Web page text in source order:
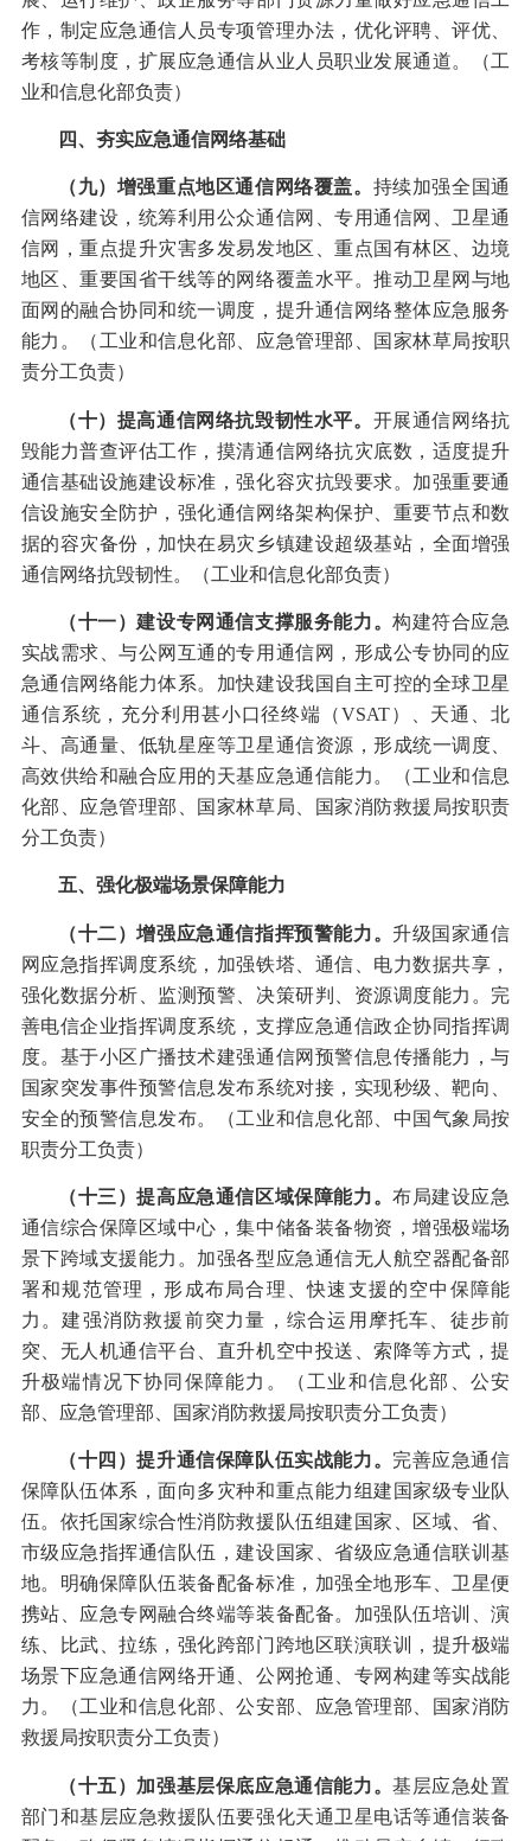
作，制定应急通信人员专项管理办法，优化评聘、评优、
考核等制度，扩展应急通信从业人员职业发展通道。（工
业和信息化部负责）
四、夯实应急通信网络基础
（九）增强重点地区通信网络覆盖。 持续加强全国通
信网络建设，统筹利用公众通信网、专用通信网、卫星通
信网，重点提升灾害多发易发地区、重点国有林区、边境
地区、重要国省干线等的网络覆盖水平。推动卫星网与地
面网的融合协同和统一调度，提升通信网络整体应急服务
能力。（工业和信息化部、应急管理部、国家林草局按职
责分工负责）
（十）提高通信网络抗毁韧性水平。 开展通信网络抗
毁能力普查评估工作，摸清通信网络抗灾底数，适度提升
通信基础设施建设标准，强化容灾抗毁要求。加强重要通
信设施安全防护，强化通信网络架构保护、重要节点和数
据的容灾备份，加快在易灾乡镇建设超级基站，全面增强
通信网络抗毁韧性。（工业和信息化部负责）
（十一）建设专网通信支撑服务能力。构建符合应急
实战需求、与公网互通的专用通信网，形成公专协同的应
急通信网络能力体系。加快建设我国自主可控的全球卫星
通信系统，充分利用甚小口径终端（VSAT）、天通、北
斗、高通量、低轨星座等卫星通信资源，形成统一调度、
高效供给和融合应用的天基应急通信能力。（工业和信息
化部、应急管理部、国家林草局、国家消防救援局按职责
分工负责）
五、强化极端场景保障能力
（十二）增强应急通信指挥预警能力。 升级国家通信
网应急指挥调度系统，加强铁塔、通信、电力数据共享，
强化数据分析、监测预警、决策研判、资源调度能力。完
善电信企业指挥调度系统，支撑应急通信政企协同指挥调
度。基于小区广播技术建强通信网预警信息传播能力，与
国家突发事件预警信息发布系统对接，实现秒级、靶向、
安全的预警信息发布。（工业和信息化部、中国气象局按
职责分工负责）
（十三）提高应急通信区域保障能力。布局建设应急
通信综合保障区域中心，集中储备装备物资，增强极端场
景下跨域支援能力。加强各型应急通信无人航空器配备部
署和规范管理，形成布局合理、快速支援的空中保障能
力。建强消防救援前突力量，综合运用摩托车、徒步前
突、无人机通信平台、直升机空中投送、索降等方式，提
升极端情况下协同保障能力。（工业和信息化部、公安
部、应急管理部、国家消防救援局按职责分工负责）
（十四）提升通信保障队伍实战能力。 完善应急通信
保障队伍体系，面向多灾种和重点能力组建国家级专业队
伍。依托国家综合性消防救援队伍组建国家、区域、省、
市级应急指挥通信队伍，建设国家、省级应急通信联训基
地。明确保障队伍装备配备标准，加强全地形车、卫星便
携站、应急专网融合终端等装备配备。加强队伍培训、演
练、比武、拉练，强化跨部门跨地区联演联训，提升极端
场景下应急通信网络开通、公网抢通、专网构建等实战能
力。（工业和信息化部、公安部、应急管理部、国家消防
救援局按职责分工负责）
（十五）加强基层保底应急通信能力。基层应急处置
部门和基层应急救援队伍要强化天通卫星电话等通信装备